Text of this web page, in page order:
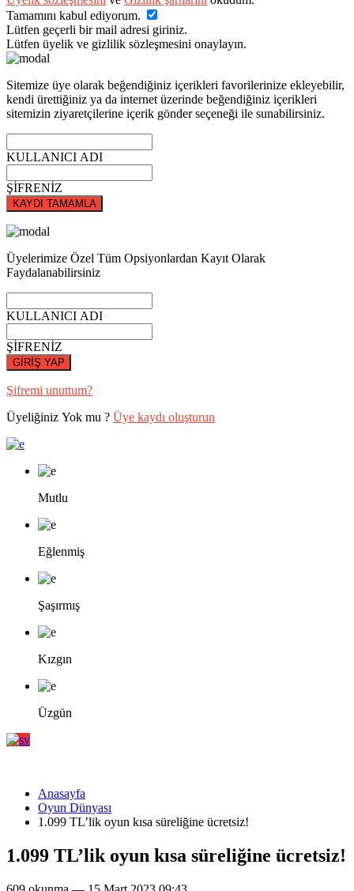
Tamamını kabul ediyorum.
Lütfen geçerli bir mail adresi giriniz.
Lütfen üyelik ve gizlilik sözleşmesini onaylayın.
Sitemize üye olarak beğendiğiniz içerikleri favorilerinize ekleyebilir,
kendi ürettiğiniz ya da internet üzerinde beğendiğiniz içerikleri
sitemizin ziyaretçilerine içerik gönder seçeneği ile sunabilirsiniz.
KULLANICI ADI
ŞİFRENİZ
KAYDI TAMAMLA
Üyelerimize Özel Tüm Opsiyonlardan Kayıt Olarak
Faydalanabilirsiniz
KULLANICI ADI
ŞİFRENİZ
GİRİŞ YAP
Şifremi unuttum?
Üyeliğiniz Yok mu ? Üye kaydı oluşturun
Mutlu
Eğlenmiş
Şaşırmış
Kızgın
Üzgün
Anasayfa
Oyun Dünyası
1.099 TL’lik oyun kısa süreliğine ücretsiz!
1.099 TL’lik oyun kısa süreliğine ücretsiz!